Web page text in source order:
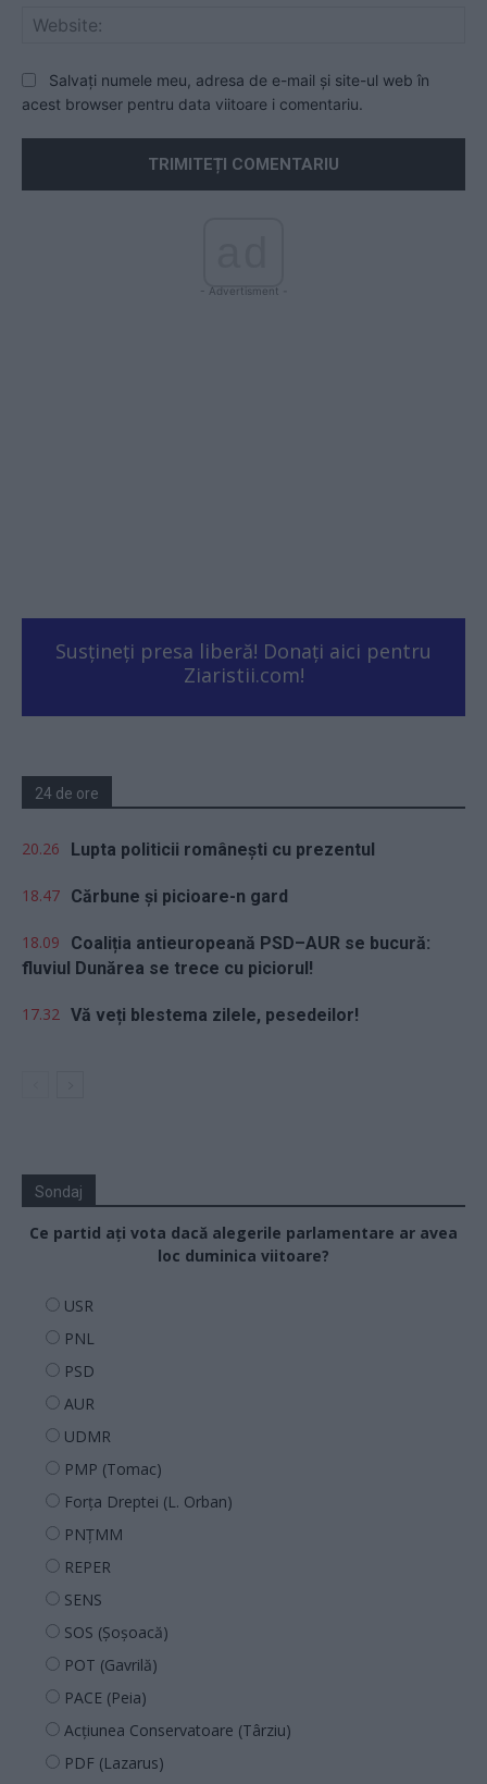
Salvați numele meu, adresa de e-mail și site-ul web în
acest browser pentru data viitoare i comentariu.
- Advertisment -
Susțineți presa liberă! Donați aici pentru
Ziaristii.com!
24 de ore
20.26 Lupta politicii românești cu prezentul
18.47 Cărbune și picioare-n gard
18.09
Coaliția antieuropeană PSD–AUR se bucură:
fluviul Dunărea se trece cu piciorul!
17.32 Vă veți blestema zilele, pesedeilor!
Sondaj
Ce partid ați vota dacă alegerile parlamentare ar avea
loc duminica viitoare?
USR
PNL
PSD
AUR
UDMR
PMP (Tomac)
Forța Dreptei (L. Orban)
PNȚMM
REPER
SENS
SOS (Șoșoacă)
POT (Gavrilă)
PACE (Peia)
Acțiunea Conservatoare (Târziu)
PDF (Lazarus)